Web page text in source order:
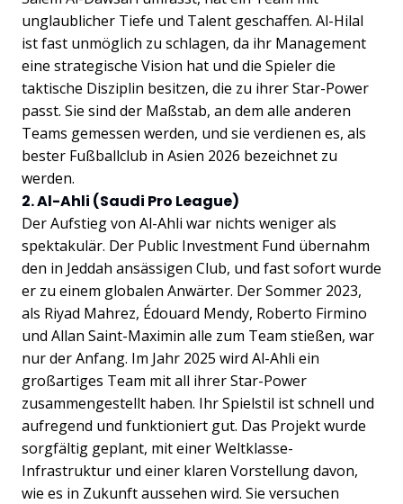
unglaublicher Tiefe und Talent geschaffen. Al-Hilal
ist fast unmöglich zu schlagen, da ihr Management
eine strategische Vision hat und die Spieler die
taktische Disziplin besitzen, die zu ihrer Star-Power
passt. Sie sind der Maßstab, an dem alle anderen
Teams gemessen werden, und sie verdienen es, als
bester Fußballclub in Asien 2026 bezeichnet zu
werden.
2. Al-Ahli (Saudi Pro League)
Der Aufstieg von Al-Ahli war nichts weniger als
spektakulär. Der Public Investment Fund übernahm
den in Jeddah ansässigen Club, und fast sofort wurde
er zu einem globalen Anwärter. Der Sommer 2023,
als Riyad Mahrez, Édouard Mendy, Roberto Firmino
und Allan Saint-Maximin alle zum Team stießen, war
nur der Anfang. Im Jahr 2025 wird Al-Ahli ein
großartiges Team mit all ihrer Star-Power
zusammengestellt haben. Ihr Spielstil ist schnell und
aufregend und funktioniert gut. Das Projekt wurde
sorgfältig geplant, mit einer Weltklasse-
Infrastruktur und einer klaren Vorstellung davon,
wie es in Zukunft aussehen wird. Sie versuchen